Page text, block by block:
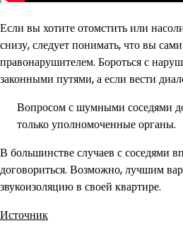
Если вы хотите отомстить или
снизу, следует понимать, что вы
правонарушителем. Бороться с
законными путями, а если вести
Вопросом с шумными соседями
только уполномоченные органы.
В большинстве случаев с соседями
договориться. Возможно, лучшим
звукоизоляцию в своей квартире.
Источник